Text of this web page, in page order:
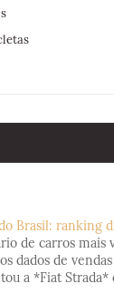
Brasil: ranking
de carros mais
dados de
a *Fiat Strada*